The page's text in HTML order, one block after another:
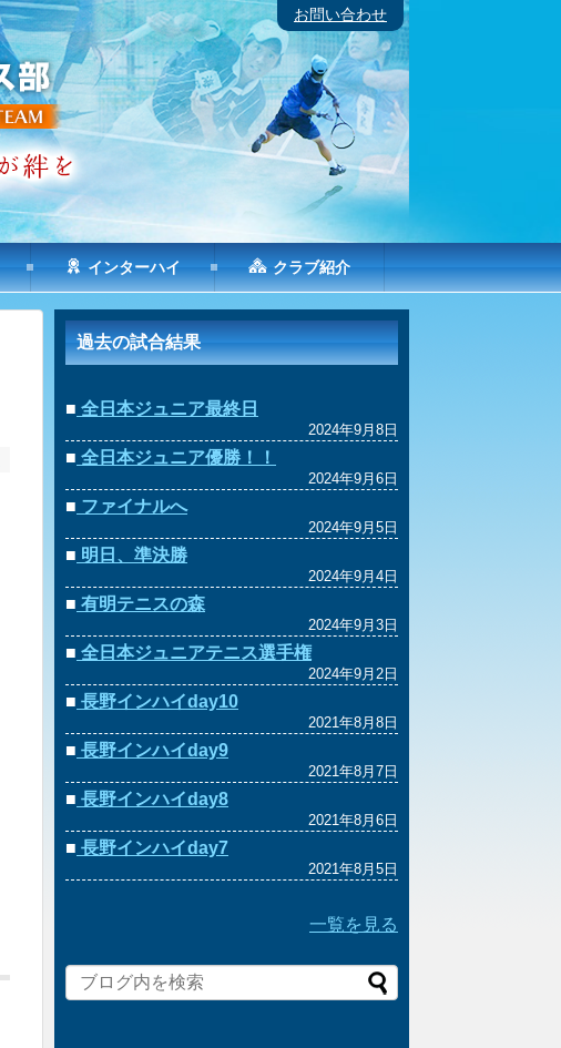
お問い合わせ
インターハイ クラブ紹介
過去の試合結果
■ 全日本ジュニア最終日
2024年9月8日
■ 全日本ジュニア優勝！！
2024年9月6日
■ ファイナルへ
2024年9月5日
■ 明日、準決勝
2024年9月4日
■ 有明テニスの森
2024年9月3日
■ 全日本ジュニアテニス選手権
2024年9月2日
■ 長野インハイday10
2021年8月8日
■ 長野インハイday9
2021年8月7日
■ 長野インハイday8
2021年8月6日
■ 長野インハイday7
2021年8月5日
一覧を見る